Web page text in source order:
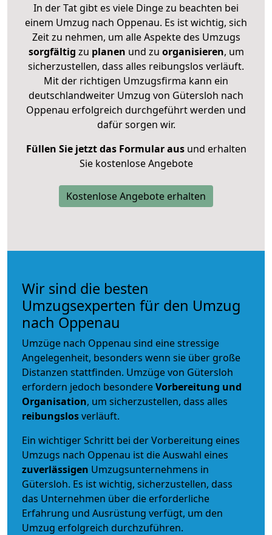
In der Tat gibt es viele Dinge zu beachten bei
einem Umzug nach Oppenau. Es ist wichtig, sich
Zeit zu nehmen, um alle Aspekte des Umzugs
sorgfältig zu planen und zu organisieren, um
sicherzustellen, dass alles reibungslos verläuft.
Mit der richtigen Umzugsfirma kann ein
deutschlandweiter Umzug von Gütersloh nach
Oppenau erfolgreich durchgeführt werden und
dafür sorgen wir.
Füllen Sie jetzt das Formular ausund erhalten
Sie kostenlose Angebote
Kostenlose Angebote erhalten
Wir sind die besten
Umzugsexperten für den Umzug
nach Oppenau
Umzüge nach Oppenau sind eine stressige
Angelegenheit, besonders wenn sie über große
Distanzen stattfinden. Umzüge von Gütersloh
erfordern jedoch besondereVorbereitung und
Organisation, um sicherzustellen, dass alles
reibungslosverläuft.
Ein wichtiger Schritt bei der Vorbereitung eines
Umzugs nach Oppenau ist die Auswahl eines
zuverlässigen Umzugsunternehmens in
Gütersloh. Es ist wichtig, sicherzustellen, dass
das Unternehmen über die erforderliche
Erfahrung und Ausrüstung verfügt, um den
Umzug erfolgreich durchzuführen.